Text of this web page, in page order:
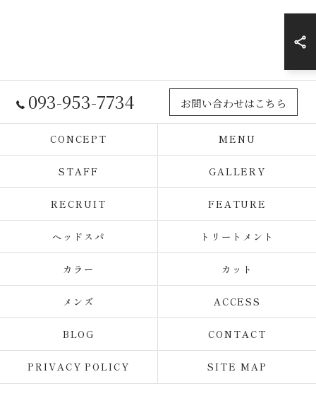
093-953-7734 お問い合わせはこちら
CONCEPT MENU
STAFF GALLERY
RECRUIT FEATURE
ヘッドスパ トリートメント
カラー カット
メンズ ACCESS
BLOG CONTACT
PRIVACY POLICY SITE MAP